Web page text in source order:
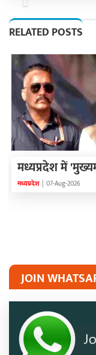
Previous
RELATED POSTS
मध्यप्रदेश में
मध्यप्रदेश | 07-Aug-2026
JOIN